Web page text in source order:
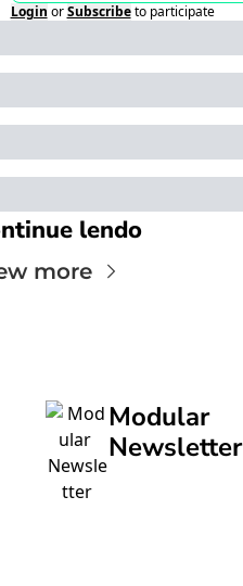
Login or Subscribe to participate
lendo
more
Modular
Newsletter